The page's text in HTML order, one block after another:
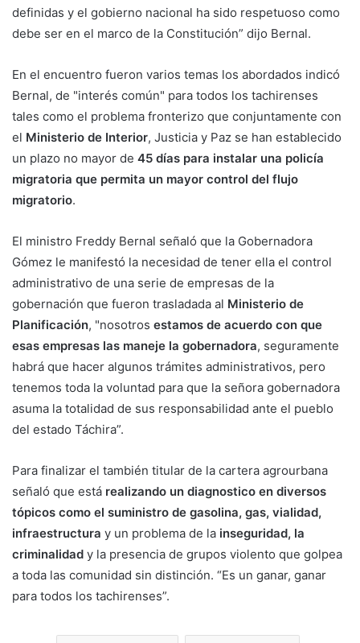
definidas y el gobierno nacional ha sido respetuoso como
debe ser en el marco de la Constitución” dijo Bernal.
En el encuentro fueron varios temas los abordados indicó
Bernal, de "interés común" para todos los tachirenses
tales como el problema fronterizo que conjuntamente con
el Ministerio de Interior, Justicia y Paz se han establecido
un plazo no mayor de 45 días para instalar una policía
migratoria que permita un mayor control del flujo
migratorio.
El ministro Freddy Bernal señaló que la Gobernadora
Gómez le manifestó la necesidad de tener ella el control
administrativo de una serie de empresas de la
gobernación que fueron trasladada al Ministerio de
Planificación, "nosotros estamos de acuerdo con que
esas empresas las maneje la gobernadora, seguramente
habrá que hacer algunos trámites administrativos, pero
tenemos toda la voluntad para que la señora gobernadora
asuma la totalidad de sus responsabilidad ante el pueblo
del estado Táchira”.
Para finalizar el también titular de la cartera agrourbana
señaló que está realizando un diagnostico en diversos
tópicos como el suministro de gasolina, gas, vialidad,
infraestructura y un problema de la inseguridad, la
criminalidad y la presencia de grupos violento que golpea
a toda las comunidad sin distinción. “Es un ganar, ganar
para todos los tachirenses”.